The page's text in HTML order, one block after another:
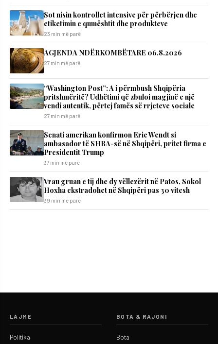
Sot nisin kontrollet intensive për përbërjen dhe
etiketimin e qumështit dhe produkteve
23 min më parë
AGJENDA NDËRKOMBËTARE 06.8.2026
27 min më parë
“Washington Post”: A i përmbush Shqipëria
pritshmëritë? Udhëtimi që zbuloi magjinë e një
vendi autentik, përtej famës së rrjeteve sociale
27 min më parë
Senati amerikan konfirmon Eric Wendt si
ambasador të SHBA-së në Shqipëri, pritet firma e
Presidentit Trump
37 min më parë
Vrau gruan e tij dhe dy vëllezërit në Patos, Sokol
Hoxha ekstradohet në Shqipëri pas 30 vitesh
39 min më parë
LAJME
Politika
BOTA & RAJONI
Bota